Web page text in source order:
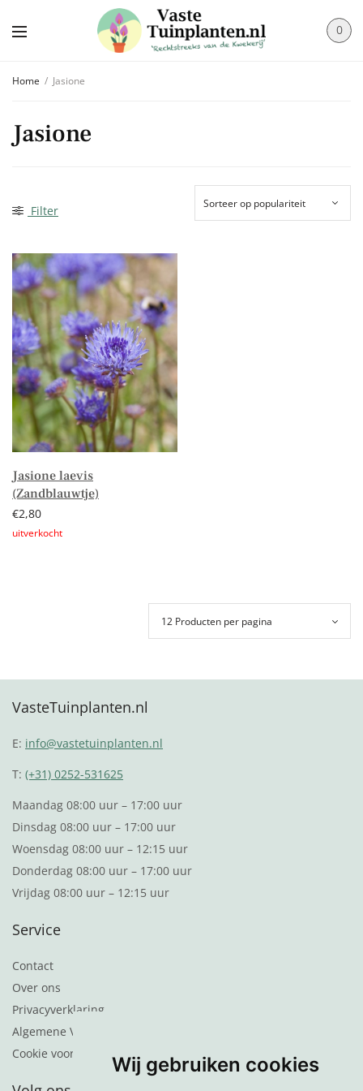
Wij gebruiken cookies
0
Home / Jasione
Jasione
Filter
Jasione laevis
(Zandblauwtje)
€2,80
VasteTuinplanten.nl
E: info@vastetuinplanten.nl
T:(+31) 0252-531625
Maandag 08:00 uur – 17:00 uur
Dinsdag 08:00 uur – 17:00 uur
Woensdag 08:00 uur – 12:15 uur
Donderdag 08:00 uur – 17:00 uur
Vrijdag 08:00 uur – 12:15 uur
Service
Contact
Over ons
Privacyverklaring
Algemene Voorwaarden
Cookie voorkeuren